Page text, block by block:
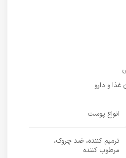
و دارو
انواع پوست
ترمیم کننده، ضد چروک،
مرطوب کننده